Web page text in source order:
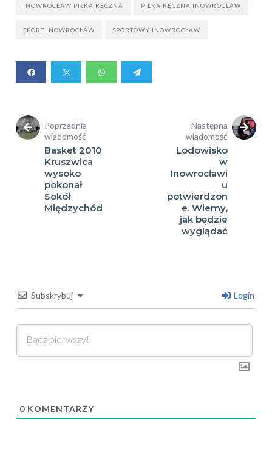
INOWROCŁAW PIŁKA RĘCZNA PIŁKA RĘCZNA INOWROCŁAW
SPORT INOWROCŁAW SPORTOWY INOWROCŁAW
Poprzednia
wiadomość
Basket 2010
Kruszwica
wysoko
pokonał
Sokół
Międzychód
Następna
wiadomość
Lodowisko
w
Inowrocławi
u
potwierdzon
e. Wiemy,
jak będzie
wyglądać
Subskrybuj Login
0 KOMENTARZY